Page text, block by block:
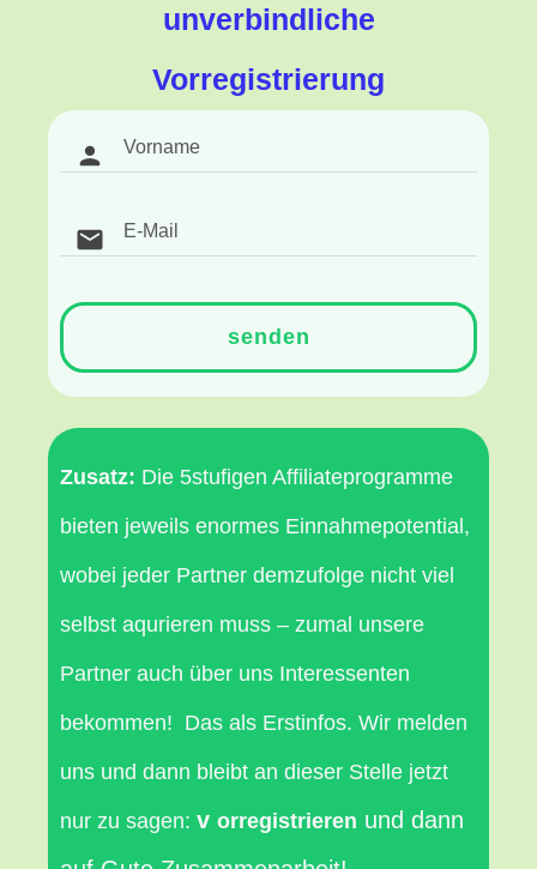
unverbindliche
Vorregistrierung
senden
Zusatz: Die 5stufigen Affiliateprogramme
bieten jeweils enormes Einnahmepotential,
wobei jeder Partner demzufolge nicht viel
selbst aqurieren muss – zumal unsere
Partner auch über uns Interessenten
bekommen! Das als Erstinfos. Wir melden
uns und dann bleibt an dieser Stelle jetzt
nur zu sagen: v orregistrieren und dann